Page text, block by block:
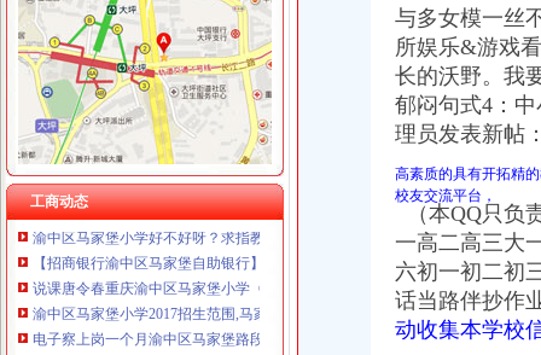
工商动态
渝中区马家堡
“电子眼交巡”在渝中区马家堡上岗一个月_第1页-七一网
渝中区马家堡小学2017招生范围,马家堡小学6月24日报名-小学教育-
重庆市渝中区马家堡副食经营部饮料批发部
重庆市渝中区马家堡粮店_重庆市_渝中区_企业在线
渝中区马家堡小学_渝中区马家堡小学爱问问同学录频道
重庆市渝中区马家堡安利专卖店地址重庆市马家堡哪有卖安利产【今日
【重庆市—渝中区】马家堡发廊偶遇品美少女（申请毕业-曲罢论坛
渝中区马家堡小学好不好呀？求指教-早教幼儿园小学-重庆购物狂
【招商银行渝中区马家堡自助银行】招商银行渝中区马家堡自助银行
说课唐令春重庆渝中区马家堡小学《可能》-原创-搜狐
渝中区马家堡小学2017招生范围,马家堡小学6月24日报名-小学教育-
电子察上岗一个月渝中区马家堡路段变通畅重庆新闻联播—
重庆市渝中区人民
与多女模一丝
所娱乐&游戏
长的沃野。我
郁闷句式4：
理员发表新帖
高素质的具有开拓精
校友交流平台，
（本QQ只负
一高二高三大
六初一初二初
话当路伴抄作
动收集本学校